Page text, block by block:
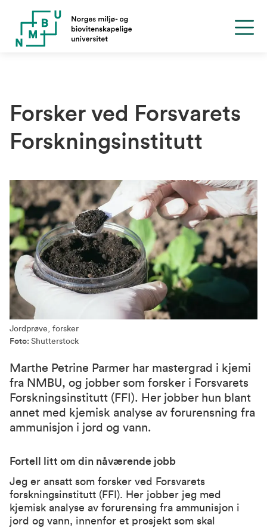
Forsker ved Forsvarets
Forskningsinstitutt
Jordprøve, forsker
Foto: Shutterstock
Marthe Petrine Parmer har mastergrad i kjemi
fra NMBU, og jobber som forsker i Forsvarets
Forskningsinstitutt (FFI). Her jobber hun blant
annet med kjemisk analyse av forurensning fra
ammunisjon i jord og vann.
Fortell litt om din nåværende jobb
Jeg er ansatt som forsker ved Forsvarets
forskningsinstitutt (FFI). Her jobber jeg med
kjemisk analyse av forurensing fra ammunisjon i
jord og vann, innenfor et prosjekt som skal